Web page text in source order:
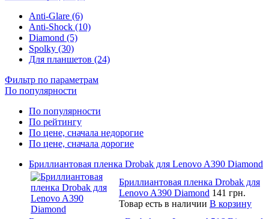
Anti-Glare (6)
Anti-Shock (10)
Diamond (5)
Spolky (30)
Для планшетов (24)
Фильтр по параметрам
По популярности
По популярности
По рейтингу
По цене, сначала недорогие
По цене, сначала дорогие
Бриллиантовая пленка Drobak для Lenovo A390 Diamond
Бриллиантовая пленка Drobak для
Lenovo A390 Diamond 141 грн.
Товар есть в наличии В корзину